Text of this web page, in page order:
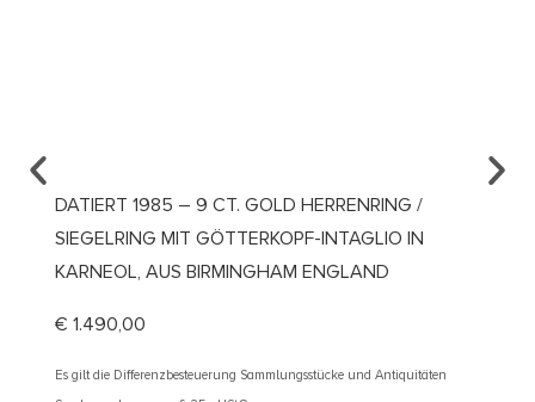
DATIERT 1985 – 9 CT. GOLD HERRENRING /
SIEGELRING MIT GÖTTERKOPF-INTAGLIO IN
KARNEOL, AUS BIRMINGHAM ENGLAND
€ 1.490,00
Es gilt die Differenzbesteuerung Sammlungsstücke und Antiquitäten